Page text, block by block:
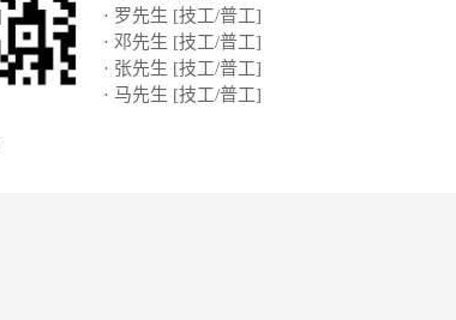
· 罗先生 [技工/普工]
· 邓先生 [技工/普工]
· 张先生 [技工/普工]
· 马先生 [技工/普工]